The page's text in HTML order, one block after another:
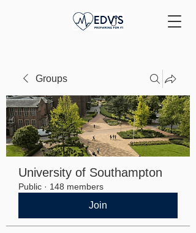
Groups
University of Southampton
Public · 148 members
Join